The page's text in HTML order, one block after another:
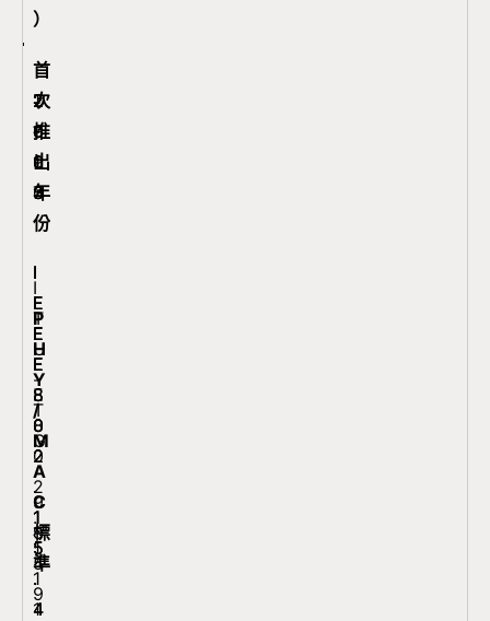
）
首
次
推
出
年
份
1
9
9
7
2
0
0
3
2
0
0
3
2
0
1
5
2
0
1
0
P
H
Y
/
M
A
C
標
準
I
E
E
E
8
0
2
.
1
1
I
T
U
-
T
G
.
9
9
5
9
I
E
E
E
8
0
2
.
1
5
.
4
I
E
E
E
8
0
2
.
1
5
.
4
I
E
E
E
8
0
2
.
1
5
.
1